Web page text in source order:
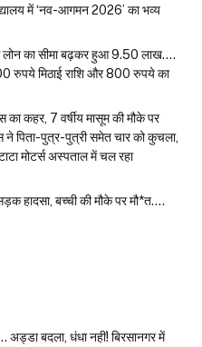
में ‘नव-आगमन 2026’ का भव्य
लोन का सीमा बढ़कर हुआ 9.50 लाख….
रुपये मिठाई राशि और 800 रुपये का
कहर, 7 वर्षीय मासूम की मौके पर
पिता-पुत्र-पुत्री समेत चार को कुचला,
मोटर्स अस्पताल में चल रहा
हादसा, बच्ची की मौके पर मौ*त….
बदला, धंधा नहीं! बिरसानगर में